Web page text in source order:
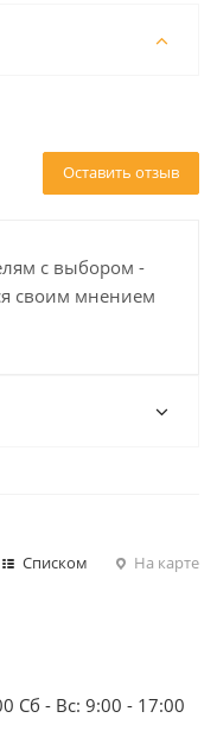
Оставить отзыв
с выбором -
своим мнением
Списком На карте
Сб - Вс: 9:00 - 17:00